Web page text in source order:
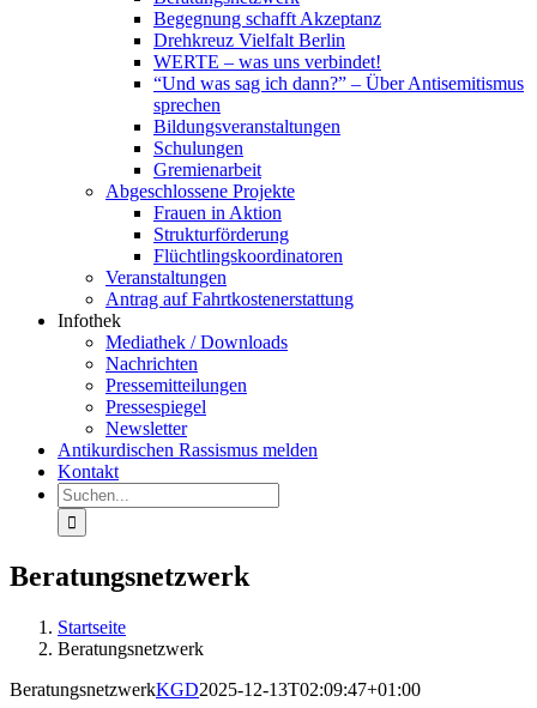
Begegnung schafft Akzeptanz
Drehkreuz Vielfalt Berlin
WERTE – was uns verbindet!
“Und was sag ich dann?” – Über Antisemitismus
sprechen
Bildungsveranstaltungen
Schulungen
Gremienarbeit
Abgeschlossene Projekte
Frauen in Aktion
Strukturförderung
Flüchtlingskoordinatoren
Veranstaltungen
Antrag auf Fahrtkostenerstattung
Infothek
Mediathek / Downloads
Nachrichten
Pressemitteilungen
Pressespiegel
Newsletter
Antikurdischen Rassismus melden
Kontakt
Suche
nach:
Beratungsnetzwerk
Startseite
Beratungsnetzwerk
BeratungsnetzwerkKGD2025-12-13T02:09:47+01:00